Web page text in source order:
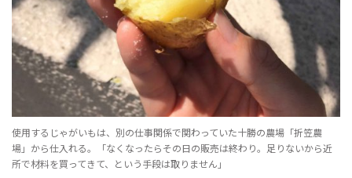
使用するじゃがいもは、別の仕事関係で関わっていた十勝の農場「折笠農
場」から仕入れる。「なくなったらその日の販売は終わり。足りないから近
所で材料を買ってきて、という手段は取りません」